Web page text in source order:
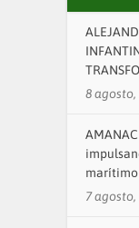
8 agosto,
marítimo
7 agosto,